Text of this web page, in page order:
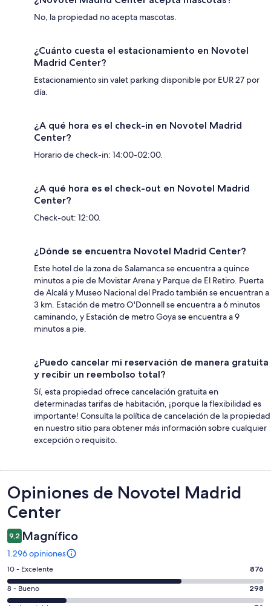
No, la propiedad no acepta mascotas.
¿Cuánto cuesta el estacionamiento en Novotel
Madrid Center?
Estacionamiento sin valet parking disponible por EUR 27 por
día.
¿A qué hora es el check-in en Novotel Madrid
Center?
Horario de check-in: 14:00-02:00.
¿A qué hora es el check-out en Novotel Madrid
Center?
Check-out: 12:00.
¿Dónde se encuentra Novotel Madrid Center?
Este hotel de la zona de Salamanca se encuentra a quince
minutos a pie de Movistar Arena y Parque de El Retiro. Puerta
de Alcalá y Museo Nacional del Prado también se encuentran a
3 km. Estación de metro O'Donnell se encuentra a 6 minutos
caminando, y Estación de metro Goya se encuentra a 9
minutos a pie.
¿Puedo cancelar mi reservación de manera gratuita
y recibir un reembolso total?
Sí, esta propiedad ofrece cancelación gratuita en
determinadas tarifas de habitación, ¡porque la flexibilidad es
importante! Consulta la política de cancelación de la propiedad
en nuestro sitio para obtener más información sobre cualquier
excepción o requisito.
Opiniones
Opiniones de Novotel Madrid
Center
9,2 Magnífico
1.296 opiniones
Evaluación:
10
-
10 - Excelente 876
Evaluación:
8
8 - Bueno 298